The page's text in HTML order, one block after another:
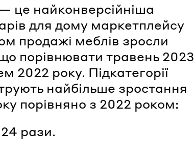
це найконверсійніша
для дому маркетплейсу
продажі меблів зросли
порівнювати травень 2023
2022 року. Підкатегорії
найбільше зростання
порівняно з 2022 роком:
рази.